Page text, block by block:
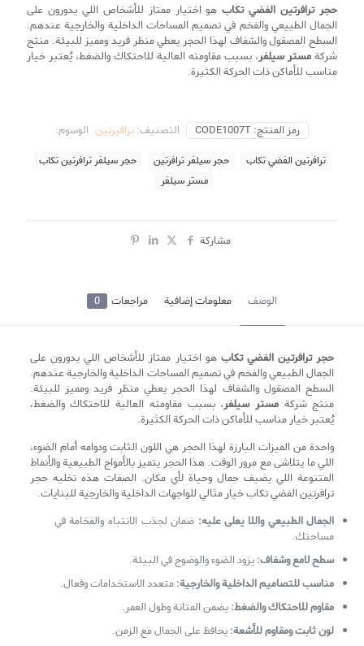
حجر ترافرتین الفضي تكابهو اختيار ممتاز للأشخاص اللي يدورون على
الجمال الطبيعي والفخم في تصميم المساحات الداخلية والخارجية عندهم.
السطح المصقول والشفاف لهذا الحجر يعطي منظر فريد ومميز للبيئة. منتج
شركةمستر سيلفر، بسبب مقاومته العالية للاحتكاك والضغط، يُعتبر خيار
مناسب للأماكن ذات الحركة الكثيرة.
رمز المنتج:CODE1007T التصنيف:ترافیرتین الوسوم:
ترافرتین الفضي تكاب حجر سيلفر ترافرتين
حجر سيلفر ترافرتين تكاب
مستر سیلفر
مشاركة
الوصف معلومات إضافية مراجعات 0
حجر ترافرتین الفضي تكاب هو اختيار ممتاز للأشخاص اللي يدورون على
الجمال الطبيعي والفخم في تصميم المساحات الداخلية والخارجية عندهم.
السطح المصقول والشفاف لهذا الحجر يعطي منظر فريد ومميز للبيئة.
منتج شركةمستر سيلفر، بسبب مقاومته العالية للاحتكاك والضغط،
يُعتبر خيار مناسب للأماكن ذات الحركة الكثيرة.
واحدة من الميزات البارزة لهذا الحجر هي اللون الثابت ودوامه أمام الضوء،
اللي ما يتلاشى مع مرور الوقت. هذا الحجر يتميز بالأمواج الطبيعية والأنماط
المتنوعة اللي يضيف جمال وحياة لأي مكان. الصفات هذه تخليه حجر
ترافرتین الفضي تكاب خيار مثالي للواجهات الداخلية والخارجية للبنايات.
الجمال الطبيعي واللا يعلى عليه: ضمان لجذب الانتباه والفخامة في
مساحتك.
سطح لامع وشفاف:يزود الضوء والوضوح في البيئة.
مناسب للتصاميم الداخلية والخارجية:متعدد الاستخدامات وفعال.
مقاوم للاحتكاك والضغط:يضمن المتانة وطول العمر.
لون ثابت ومقاوم للأشعة:يحافظ على الجمال مع الزمن.